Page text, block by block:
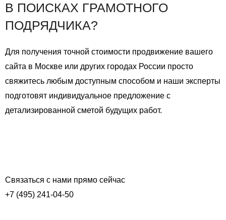
В ПОИСКАХ ГРАМОТНОГО
ПОДРЯДЧИКА?
Для получения точной стоимости продвижение вашего
сайта в Москве или других городах России просто
свяжитесь любым доступным способом и наши эксперты
подготовят индивидуальное предложение с
детализированной сметой будущих работ.
Связаться с нами прямо сейчас
+7 (495) 241-04-50